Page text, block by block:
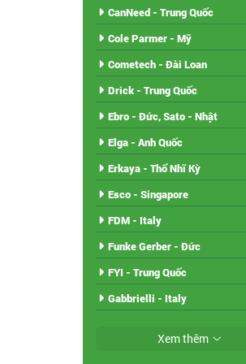
CanNeed - Trung Quốc
Cole Parmer - Mỹ
Cometech - Đài Loan
Drick - Trung Quốc
Ebro - Đức, Sato - Nhật
Elga - Anh Quốc
Erkaya - Thổ Nhĩ Kỳ
Esco - Singapore
FDM - Italy
Funke Gerber - Đức
FYI - Trung Quốc
Gabbrielli - Italy
Xem thêm